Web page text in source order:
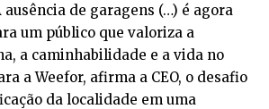
ausência de garagens (…) é agora
um público que valoriza a
a caminhabilidade e a vida no
a Weefor, afirma a CEO, o desafio
da localidade em uma